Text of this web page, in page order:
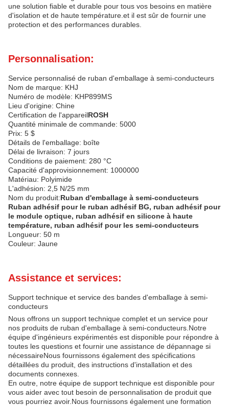
une solution fiable et durable pour tous vos besoins en matière
d'isolation et de haute température.et il est sûr de fournir une
protection et des performances durables.
Personnalisation:
Service personnalisé de ruban d'emballage à semi-conducteurs
Nom de marque: KHJ
Numéro de modèle: KHP899MS
Lieu d'origine: Chine
Certification de l'appareilROSH
Quantité minimale de commande: 5000
Prix: 5 $
Détails de l'emballage: boîte
Délai de livraison: 7 jours
Conditions de paiement: 280 °C
Capacité d'approvisionnement: 1000000
Matériau: Polyimide
L'adhésion: 2,5 N/25 mm
Nom du produit:Ruban d'emballage à semi-conducteurs
Ruban adhésif pour le ruban adhésif BG, ruban adhésif pour
le module optique, ruban adhésif en silicone à haute
température, ruban adhésif pour les semi-conducteurs
Longueur: 50 m
Couleur: Jaune
Assistance et services:
Support technique et service des bandes d'emballage à semi-
conducteurs
Nous offrons un support technique complet et un service pour
nos produits de ruban d'emballage à semi-conducteurs.Notre
équipe d'ingénieurs expérimentés est disponible pour répondre à
toutes les questions et fournir une assistance de dépannage si
nécessaireNous fournissons également des spécifications
détaillées du produit, des instructions d'installation et des
documents connexes.
En outre, notre équipe de support technique est disponible pour
vous aider avec tout besoin de personnalisation de produit que
vous pourriez avoir.Nous fournissons également une formation